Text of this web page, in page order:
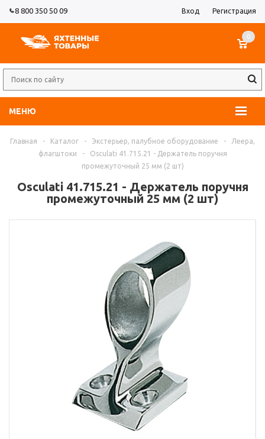
8 800 350 50 09 Вход Регистрация
МЕНЮ
0
Главная - Каталог - Экстерьер, палубное оборудование -
Леера,
флагштоки
-
Osculati 41.715.21 - Держатель поручня
промежуточный 25 мм (2 шт)
Osculati 41.715.21 - Держатель поручня
промежуточный 25 мм (2 шт)